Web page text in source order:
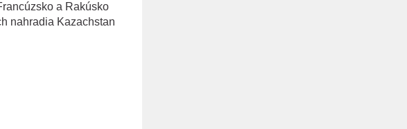
a Rakúsko
nahradia Kazachstan